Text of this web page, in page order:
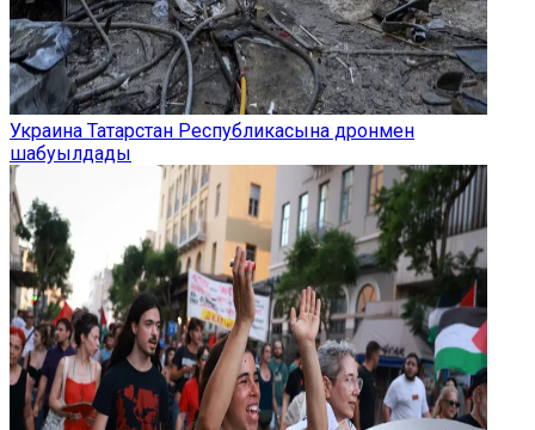
Украина Татарстан Республикасына дронмен
шабуылдады